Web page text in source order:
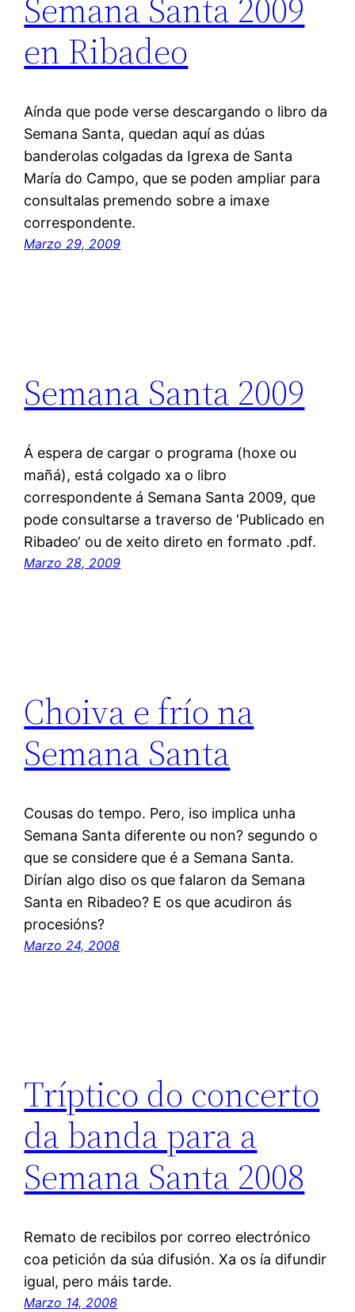
Semana Santa 2009
en Ribadeo
Aínda que pode verse descargando o libro da
Semana Santa, quedan aquí as dúas
banderolas colgadas da Igrexa de Santa
María do Campo, que se poden ampliar para
consultalas premendo sobre a imaxe
correspondente.
Marzo 29, 2009
Semana Santa 2009
Á espera de cargar o programa (hoxe ou
mañá), está colgado xa o libro
correspondente á Semana Santa 2009, que
pode consultarse a traverso de ‘Publicado en
Ribadeo‘ ou de xeito direto en formato .pdf.
Marzo 28, 2009
Choiva e frío na
Semana Santa
Cousas do tempo. Pero, iso implica unha
Semana Santa diferente ou non? segundo o
que se considere que é a Semana Santa.
Dirían algo diso os que falaron da Semana
Santa en Ribadeo? E os que acudiron ás
procesións?
Marzo 24, 2008
Tríptico do concerto
da banda para a
Semana Santa 2008
Remato de recibilos por correo electrónico
coa petición da súa difusión. Xa os ía difundir
igual, pero máis tarde.
Marzo 14, 2008